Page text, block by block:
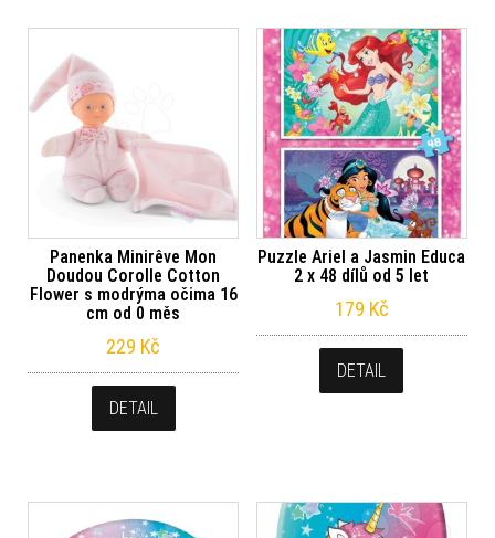
Panenka Minirêve Mon
Doudou Corolle Cotton
Flower s modrýma očima 16
cm od 0 měs
229 Kč
DETAIL
Puzzle Ariel a Jasmin Educa
2 x 48 dílů od 5 let
179 Kč
DETAIL